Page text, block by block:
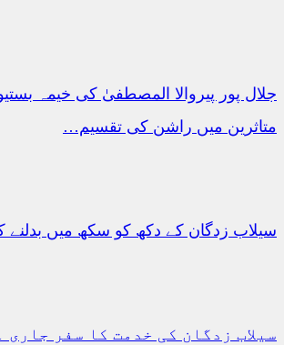
جلال پور پیروالا المصطفیٰ کی خیمہ
متاثرین میں راشن کی تقسیم…
سیلاب زدگان کے دکھ کو سکھ میں بدلنے
سیلاب زدگان کی خدمت کا سفر جاری